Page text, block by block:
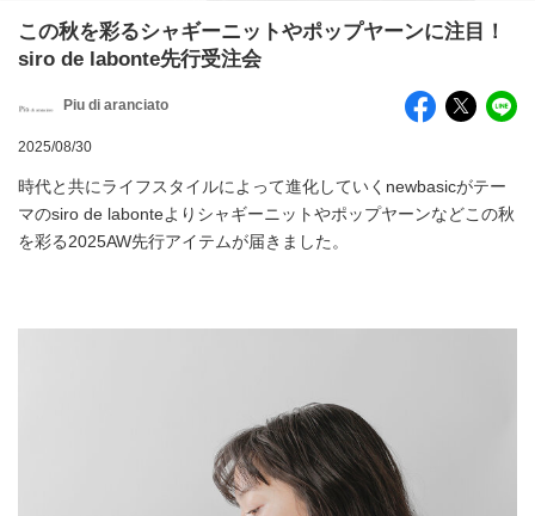
この秋を彩るシャギーニットやポップヤーンに注目！
siro de labonte先行受注会
Piu di aranciato
2025/08/30
時代と共にライフスタイルによって進化していくnewbasicがテー
マのsiro de labonteよりシャギーニットやポップヤーンなどこの秋
を彩る2025AW先行アイテムが届きました。